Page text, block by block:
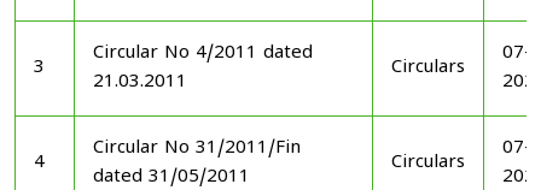
3
Circular No 4/2011 dated
21.03.2011
Circulars
07-
4
Circular No 31/2011/Fin
dated 31/05/2011
Circulars
07-